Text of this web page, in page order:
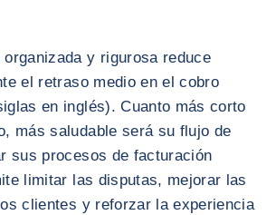
y rigurosa reduce
el retraso medio en el cobro
en inglés). Cuanto más corto
más saludable será su flujo de
sus procesos de facturación
limitar las disputas, mejorar las
clientes y reforzar la experiencia